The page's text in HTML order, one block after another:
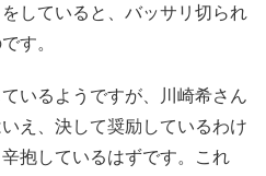
していると、バッサリ切られ
す。
いるようですが、川崎希さん
え、決して奨励しているわけ
抱しているはずです。これ